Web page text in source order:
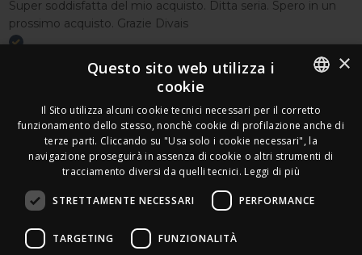
Super soddisfatta del mio acquisto. Ditta seria. Spero in un
prossimo acquisto. Grazie Divais
Seguici
Newsletter
Leds Electronics di Stabile Dario
Via Annamaria Ortese 33 - 80144 Napoli
ITALIAN
FRENCH
GERMAN
ENGLISH
×
Questo sito web utilizza i
cookie
Il Sito utilizza alcuni cookie tecnici necessari per il corretto
funzionamento dello stesso, nonchè cookie di profilazione anche di
terze parti. Cliccando su "Usa solo i cookie necessari", la
navigazione proseguirà in assenza di cookie o altri strumenti di
tracciamento diversi da quelli tecnici. Leggi di più
STRETTAMENTE NECESSARI PERFORMANCE
TARGETING FUNZIONALITÀ